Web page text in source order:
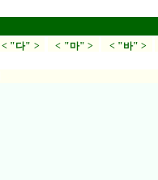
< "다" > < "마" > < "바" >